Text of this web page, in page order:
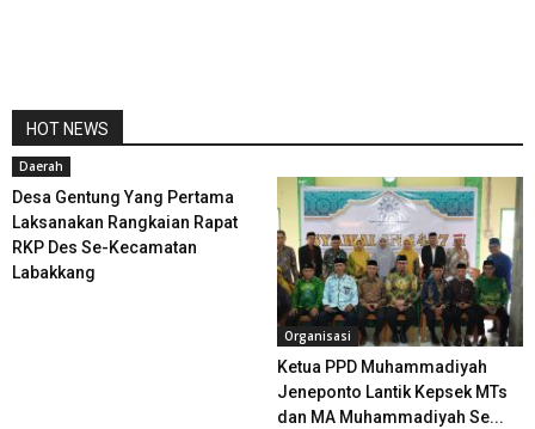
HOT NEWS
Daerah
Desa Gentung Yang Pertama
Laksanakan Rangkaian Rapat
RKP Des Se-Kecamatan
Labakkang
Organisasi
Ketua PPD Muhammadiyah
Jeneponto Lantik Kepsek MTs
dan MA Muhammadiyah Se...